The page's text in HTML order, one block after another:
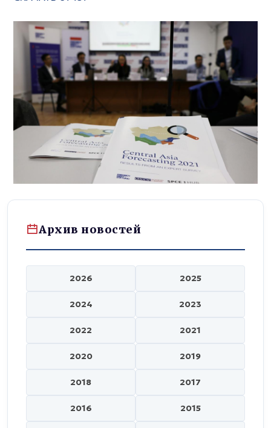
Архив новостей
2026 2025
2024 2023
2022 2021
2020 2019
2018 2017
2016 2015